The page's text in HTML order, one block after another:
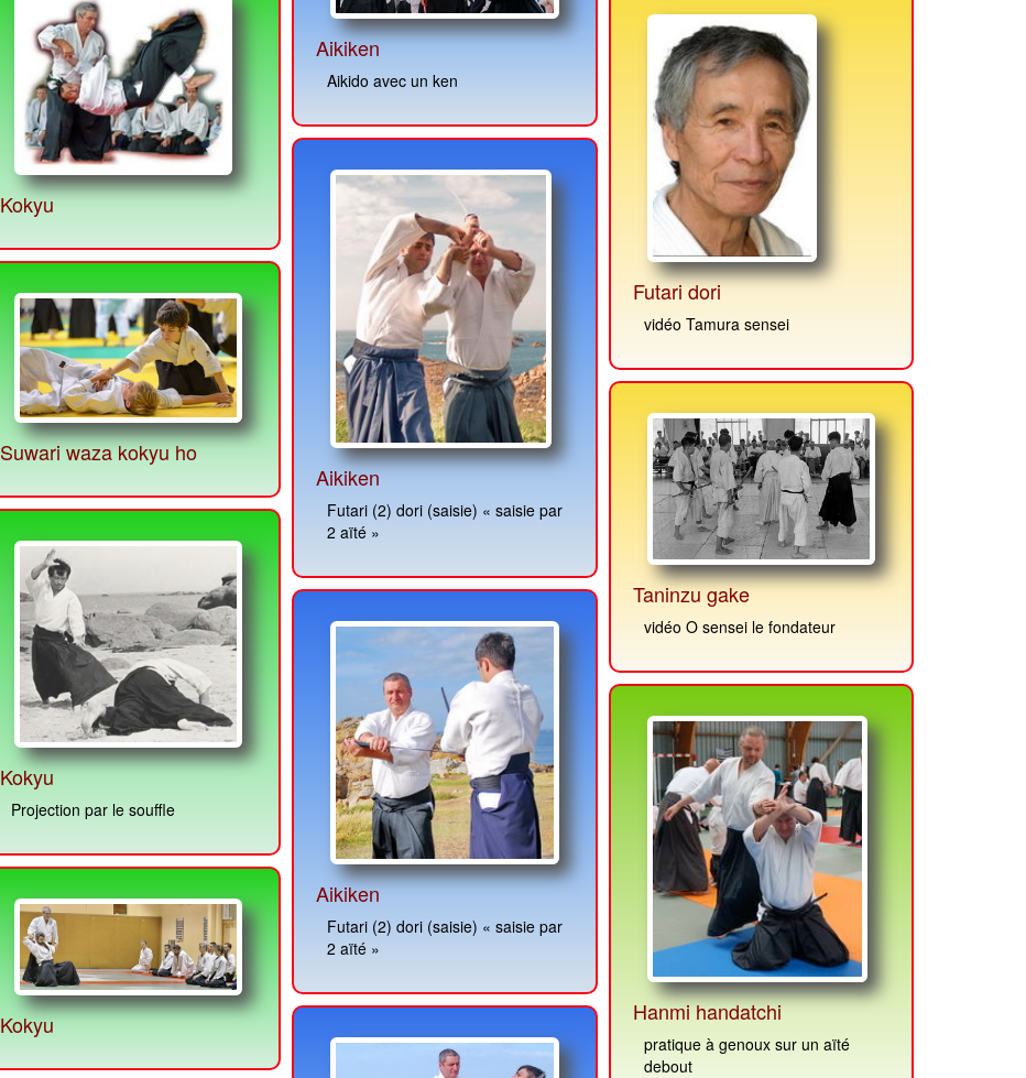
Kokyu
Suwari waza kokyu ho
Kokyu
Projection par le souffle
Kokyu
Aikiken
Aikido avec un ken
Aikiken
Futari (2) dori (saisie) « saisie par
2 aïté »
Aikiken
Futari (2) dori (saisie) « saisie par
2 aïté »
Futari dori
vidéo Tamura sensei
Taninzu gake
vidéo O sensei le fondateur
Hanmi handatchi
pratique à genoux sur un aïté
debout